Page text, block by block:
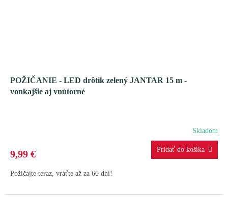
POŽIČANIE - LED drôtik zelený JANTAR 15 m -
vonkajšie aj vnútorné
Skladom
9,99 €
Požičajte teraz, vráťte až za 60 dní!